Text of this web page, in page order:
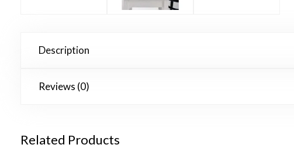
Description
Reviews (0)
Related Products